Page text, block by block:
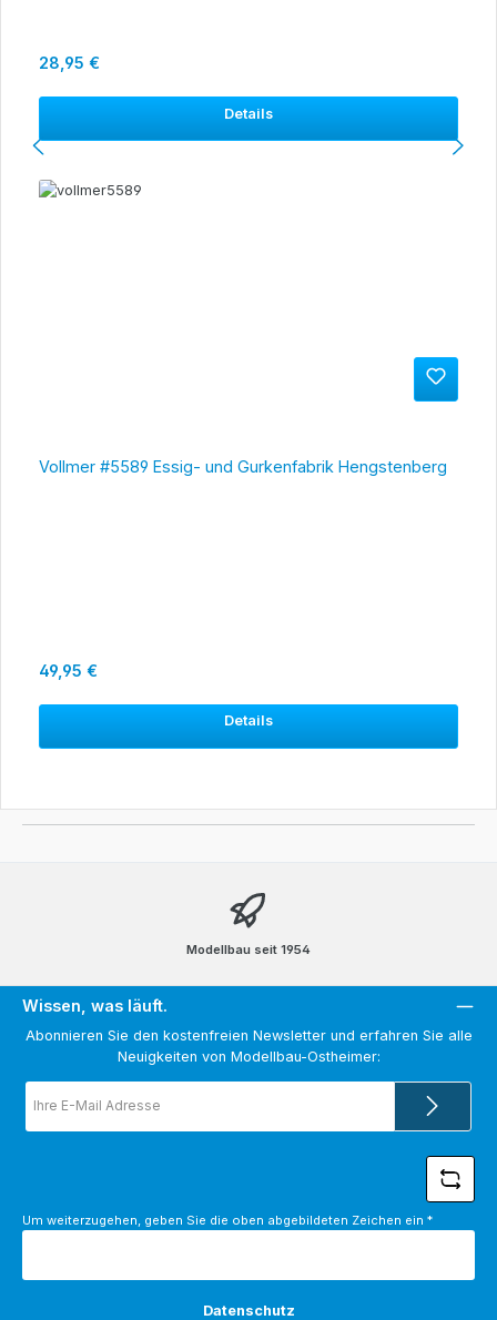
Regulärer Preis:
28,95 €
Details
Vollmer #5589 Essig- und Gurkenfabrik Hengstenberg
Regulärer Preis:
49,95 €
Details
Modellbau seit 1954
Wissen, was läuft.
Abonnieren Sie den kostenfreien Newsletter und erfahren Sie alle
Neuigkeiten von Modellbau-Ostheimer:
Mail-
Um weiterzugehen, geben Sie die oben abgebildeten Zeichen ein *
Datenschutz